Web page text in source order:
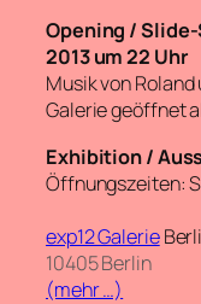
Opening / Slide-
2013 um 22 Uhr
Musik von
Galerie geöffnet
Exhibition /
Öffnungszeiten:
exp12 Galerie
10405 Berlin
(mehr …)